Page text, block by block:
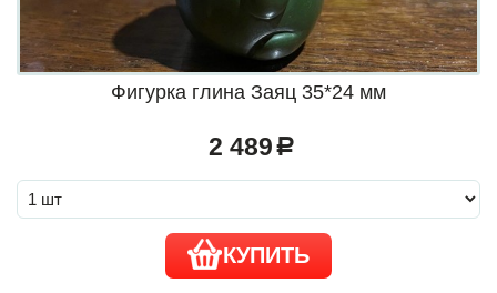
Фигурка глина Заяц 35*24 мм
2 489 a
КУПИТЬ